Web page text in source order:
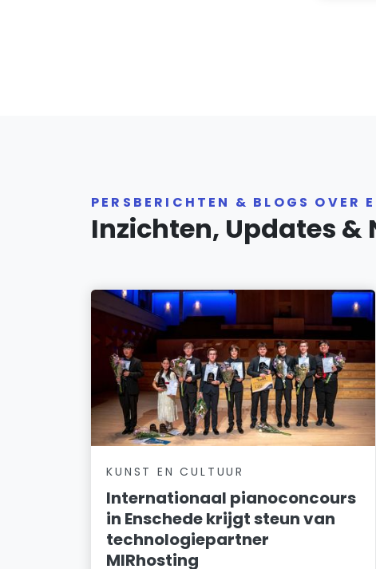
PERSBERICHTEN & BLOGS OVER
Inzichten, Updates &
KUNST EN CULTUUR
Internationaal pianoconcours
in Enschede krijgt steun van
technologiepartner
MIRhosting